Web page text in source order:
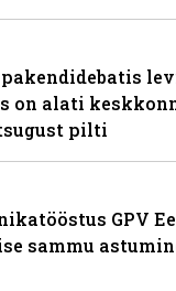
on alati
pilti
GPV
sammu